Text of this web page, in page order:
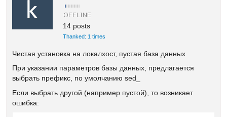
14 posts
Thanked: 1 times
Чистая установка на локалхост, пустая база данных
При указании параметров базы данных, предлагается
выбрать префикс, по умолчанию sed_
Если выбрать другой (например пустой), то возникает
ошибка: